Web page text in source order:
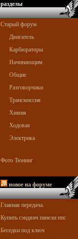
разделы
Старый форум
Двигатель
Карбюраторы
Начинающим
Общие
Разговорчики
Трансмиссия
Химия
Ходовая
Электрика
Фото Тюнинг
новое на форуме
Главная передача.
Купить сэндвич панели ппс
Беседки под ключ